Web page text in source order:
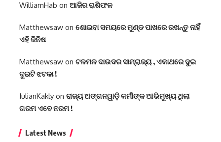
WilliamHab on ଆଜିର ରାଶିଫଳ
Matthewsaw on ଶୋଇବା ସମୟରେ ମୁଣ୍ଡ ପାଖରେ ରଖନ୍ତୁ ନାହିଁ
ଏହି ଜିନିଷ
Matthewsaw on ଟଳମଳ ଦାଉଦର ସାମ୍ରାଜ୍ୟ , ଏକାଥରେ ଦୁଇ
ଦୁଇଟି ଝଟକା !
JulianKakly on ରାଜ୍ୟ ଅଙ୍ଗନୱାଡ଼ି କର୍ମୀଙ୍କ ଆଭିମୁଖ୍ୟ ଥିଲା
ଗରମ ଏବେ ନରମ !
Latest News